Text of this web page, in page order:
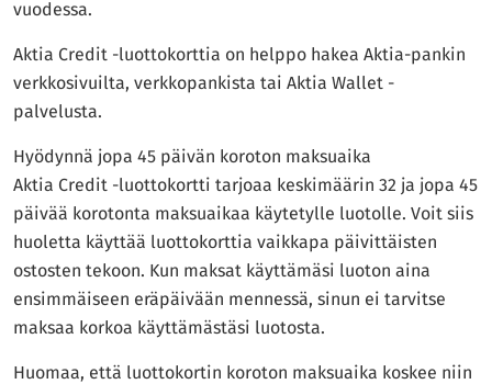
vuodessa.
Aktia Credit -luottokorttia on helppo hakea Aktia-pankin
verkkosivuilta, verkkopankista tai Aktia Wallet -
palvelusta.
Hyödynnä jopa 45 päivän koroton maksuaika
Aktia Credit -luottokortti tarjoaa keskimäärin 32 ja jopa 45
päivää korotonta maksuaikaa käytetylle luotolle. Voit siis
huoletta käyttää luottokorttia vaikkapa päivittäisten
ostosten tekoon. Kun maksat käyttämäsi luoton aina
ensimmäiseen eräpäivään mennessä, sinun ei tarvitse
maksaa korkoa käyttämästäsi luotosta.
Huomaa, että luottokortin koroton maksuaika koskee niin